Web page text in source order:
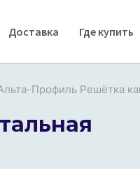
Доставка Где купить
Профиль Решётка